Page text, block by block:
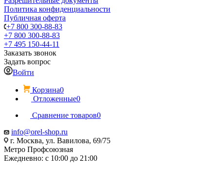
Политика конфиденциальности
Публичная оферта
+7 800 300-88-83
+7 800 300-88-83
+7 495 150-44-11
Заказать звонок
Задать вопрос
Войти
Корзина0
Отложенные0
Сравнение товаров0
info@orel-shop.ru
г. Москва, ул. Вавилова, 69/75
Метро Профсоюзная
Ежедневно: с 10:00 до 21:00